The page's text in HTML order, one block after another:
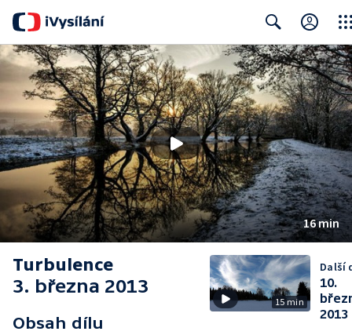
Search
16 min
Turbulence
3. března 2013
Obsah dílu
15 min
Další
10.
2013